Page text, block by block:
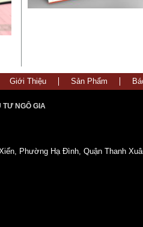
Giới Thiệu Sản Phẩm
TƯ NGÔ GIA
Phường Hạ Đình, Quận Thanh